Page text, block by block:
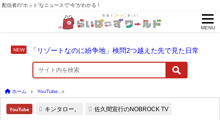
配信者の“ホット”なニュースで“今”がわかる！
MENU
「リゾートなのに紛争地」検問2つ越えた先で見た日常
ホーム YouTube
YouTube キンタロー。 佐久間宣行のNOBROCK TV